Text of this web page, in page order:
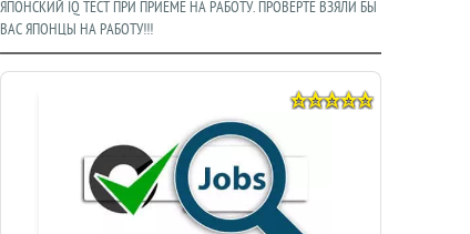
ЯПОНСКИЙ IQ ТЕСТ ПРИ ПРИЕМЕ НА РАБОТУ. ПРОВЕРТЕ ВЗЯЛИ БЫ
ВАС ЯПОНЦЫ НА РАБОТУ!!!